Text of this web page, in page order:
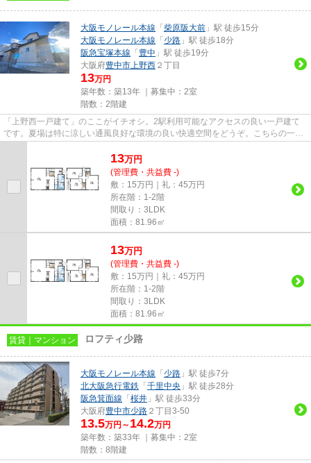
大阪モノレール本線 「 柴原阪大前 」駅 徒歩15分
大阪モノレール本線 「 少路 」駅 徒歩18分
阪急宝塚本線 「 豊中 」駅 徒歩19分
大阪府豊中市上野西 ２丁目
13万円
築年数：築13年 ｜募集中： 2室
階数：2階建
「上野西一戸建て」のここがイチオシ。2駅利用可能なアクセスの良い一戸建て
です。夏場は特に涼しい通風良好な環境の良い快適空間をどうぞ。こちらの一戸
13万円
(管理費・共益費 -)
敷：15万円｜礼：45万円
所在階：1-2階
間取り：3LDK
面積：81.96㎡
13万円
(管理費・共益費 -)
敷：15万円｜礼：45万円
所在階：1-2階
間取り：3LDK
面積：81.96㎡
賃貸｜マンション ロフティ少路
大阪モノレール本線 「 少路 」駅 徒歩7分
北大阪急行電鉄 「 千里中央 」駅 徒歩28分
阪急箕面線 「 桜井 」駅 徒歩33分
大阪府豊中市少路 ２丁目3-50
13.5万円～ 14.2万円
築年数：築33年 ｜募集中： 2室
階数：8階建